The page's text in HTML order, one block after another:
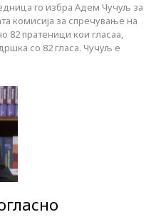
го избра Адем Чучуљ за
комисија за спречување на
82 пратеници кои гласаа,
со 82 гласа. Чучуљ е